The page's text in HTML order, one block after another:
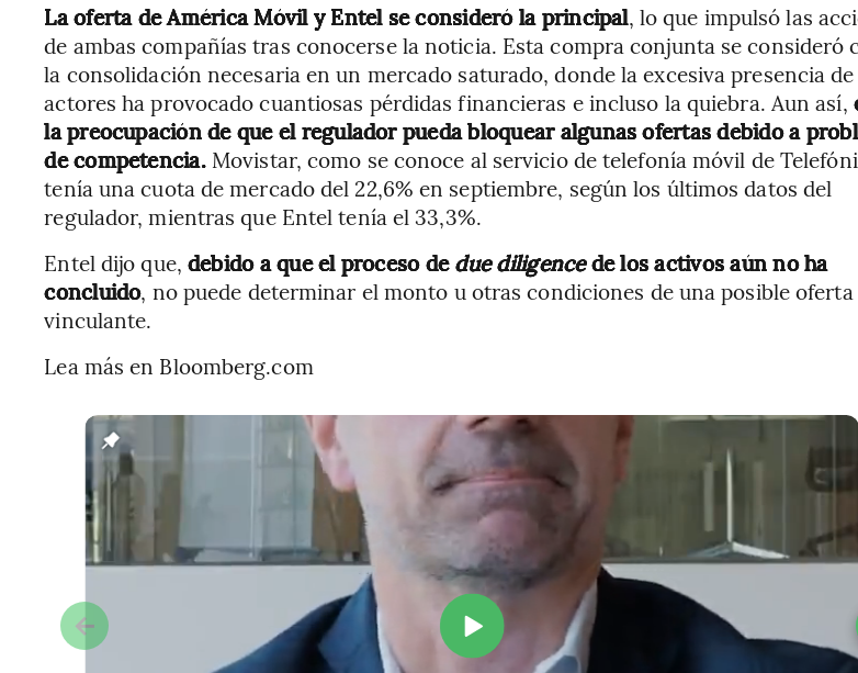
La oferta de América Móvil y Entel se consideró la principal, lo que impulsó las
de ambas compañías tras conocerse la noticia. Esta compra conjunta se consideró
la consolidación necesaria en un mercado saturado, donde la excesiva presencia de
actores ha provocado cuantiosas pérdidas financieras e incluso la quiebra. Aun así,
la preocupación de que el regulador pueda bloquear algunas ofertas debido a
de competencia.Movistar, como se conoce al servicio de telefonía móvil de
tenía una cuota de mercado del 22,6% en septiembre, según los últimos datos del
regulador, mientras que Entel tenía el 33,3%.
Entel dijo que, debido a que el proceso dedue diligencede los activos aún no ha
concluido, no puede determinar el monto u otras condiciones de una posible oferta
vinculante.
Lea más en Bloomberg.com